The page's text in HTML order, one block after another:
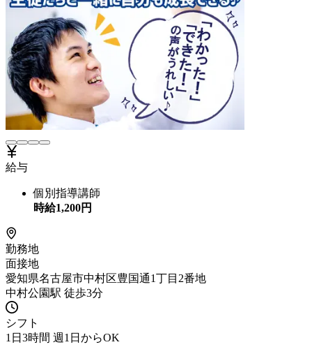
給与
個別指導講師
時給1,200円
勤務地
面接地
愛知県名古屋市中村区豊国通1丁目2番地
中村公園駅 徒歩3分
シフト
1日3時間 週1日からOK